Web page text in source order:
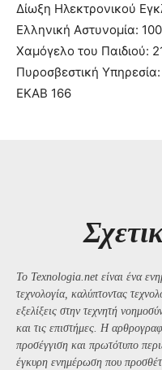
Δίωξη Ηλεκτρονικού
Ελληνική Αστυνομία: 100
Χαμόγελο του Παιδιού:
Πυροσβεστική
ΕΚΑΒ 166
Το Texnologia.net είναι ένα
τεχνολογία, καλύπτοντας
εξελίξεις στην τεχνητή
και τις επιστήμες. Η
προσέγγιση και πρωτότυπο
έγκυρη ενημέρωση που